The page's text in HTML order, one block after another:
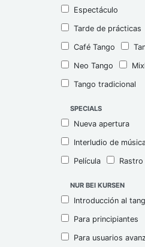
Espectáculo
Tarde de prácticas
Café Tango
Neo Tango
Tango tradicional
SPECIALS
Nueva apertura
Interludio de
Película Rastro
NUR BEI KURSEN
Introducción al
Para principiantes
Para usuarios